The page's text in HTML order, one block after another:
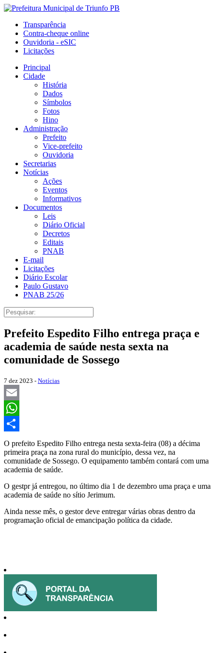
Transparência
Contra-cheque online
Ouvidoria - eSIC
Licitações
Principal
Cidade
História
Dados
Símbolos
Fotos
Hino
Administração
Prefeito
Vice-prefeito
Ouvidoria
Secretarias
Notícias
Ações
Eventos
Informativos
Documentos
Leis
Diário Oficial
Decretos
Editais
PNAB
E-mail
Licitações
Diário Escolar
Paulo Gustavo
PNAB 25/26
Prefeito Espedito Filho entrega praça e
academia de saúde nesta sexta na
comunidade de Sossego
7 dez 2023 - Notícias
Email
WhatsApp
Share
O prefeito Espedito Filho entrega nesta sexta-feira (08) a décima
primeira praça na zona rural do município, dessa vez, na
comunidade de Sossego. O equipamento também contará com uma
academia de saúde.
O gestpr já entregou, no último dia 1 de dezembro uma praça e uma
academia de saúde no sítio Jerimum.
Ainda nesse mês, o gestor deve entregar várias obras dentro da
programação oficial de emancipação política da cidade.